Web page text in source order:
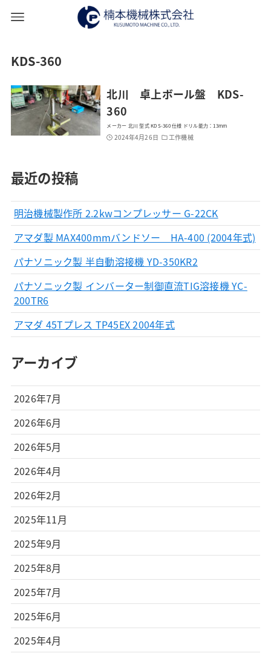
KDS-360
北川 卓上ボール盤 KDS-
360
メーカー 北川 型式 KDS-360 仕様 ドリル能力：13mm
2024年4月26日 工作機械
最近の投稿
明治機械製作所 2.2kwコンプレッサー G-22CK
アマダ製 MAX400mmバンドソー HA-400 (2004年式)
パナソニック製 半自動溶接機 YD-350KR2
パナソニック製 インバーター制御直流TIG溶接機 YC-
200TR6
アマダ 45Tプレス TP45EX 2004年式
アーカイブ
2026年7月
2026年6月
2026年5月
2026年4月
2026年2月
2025年11月
2025年9月
2025年8月
2025年7月
2025年6月
2025年4月